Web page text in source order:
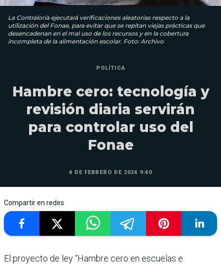
La Contraloría ejecutará verificaciones aleatorias respecto a la
utilización del Fonae, para evitar que se repitan viejas prácticas que
desencadenan en el mal uso de los recursos y en la cobertura
incompleta de la alimentación escolar. Foto: Archivo
POLÍTICA
Hambre cero: tecnología y
revisión diaria servirán
para controlar uso del
Fonae
4 DE FEBRERO DE 2024 9:40
Compartir en redes
El proyecto de ley “Hambre cero en escuelas e